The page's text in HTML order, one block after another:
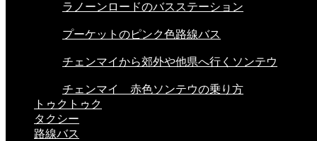
ラノーンロードのバスステーション
プーケットのピンク色路線バス
チェンマイから郊外や他県へ行くソンテウ
チェンマイ 赤色ソンテウの乗り方
トゥクトゥク
タクシー
路線バス